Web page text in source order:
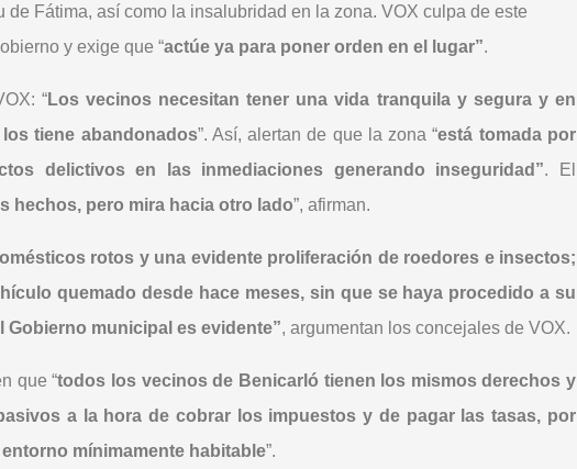
de Fátima, así como la insalubridad en la zona. VOX culpa de este
y exige que “actúe ya para poner orden en el lugar”.
“Los vecinos necesitan tener una vida tranquila y segura y en
tiene abandonados”. Así, alertan de que la zona “está tomada por
delictivos en las inmediaciones generando inseguridad”. El
hechos, pero mira hacia otro lado”, afirman.
rotos y una evidente proliferación de roedores e insectos;
quemado desde hace meses, sin que se haya procedido a su
municipal es evidente”, argumentan los concejales de VOX.
que “todos los vecinos de Benicarló tienen los mismos derechos y
a la hora de cobrar los impuestos y de pagar las tasas, por
mínimamente habitable”.